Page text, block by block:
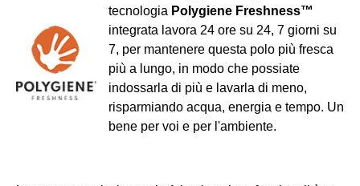
tecnologia Polygiene Freshness™
integrata lavora 24 ore su 24, 7 giorni su
7, per mantenere questa polo più fresca
più a lungo, in modo che possiate
indossarla di più e lavarla di meno,
risparmiando acqua, energia e tempo. Un
bene per voi e per l'ambiente.